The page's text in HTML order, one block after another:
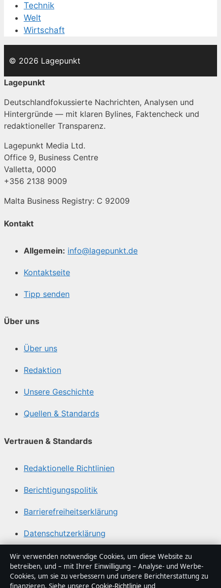
Technik
Welt
Wirtschaft
© 2026 Lagepunkt
Lagepunkt
Deutschlandfokussierte Nachrichten, Analysen und
Hintergründe — mit klaren Bylines, Faktencheck und
redaktioneller Transparenz.
Lagepunkt Media Ltd.
Office 9, Business Centre
Valletta, 0000
+356 2138 9009
Malta Business Registry: C 92009
Kontakt
Allgemein: info@lagepunkt.de
Kontaktseite
Tipp senden
Über uns
Über uns
Redaktion
Unsere Geschichte
Quellen & Standards
Vertrauen & Standards
Redaktionelle Richtlinien
Berichtigungspolitik
Barrierefreiheitserklärung
Datenschutzerklärung
Über Lagepunkt in Kürze
Lagepunkt ist ein unabhängiger digitaler
Wir verwenden notwendige Cookies, um diese Website zu
betreiben, und – mit Ihrer Einwilligung – Analyse- und Werbe-
Cookies, um sie zu verbessern und unsere Berichterstattung zu
finanzieren. Siehe unsere Cookie-Richtlinie und